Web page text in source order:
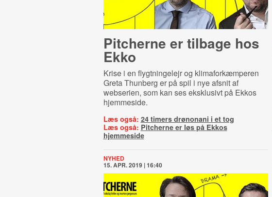
Pitcherne er tilbage hos
Ekko
Krise i en flygtningelejr og klimaforkæmperen
Greta Thunberg er på spil i nye afsnit af
webserien, som kan ses eksklusivt på Ekkos
hjemmeside.
Læs også: 24 timers drønonani i et tog
Læs også: Pitcherne er løs på Ekkos
hjemmeside
NYHED
15. APR. 2019 | 16:40